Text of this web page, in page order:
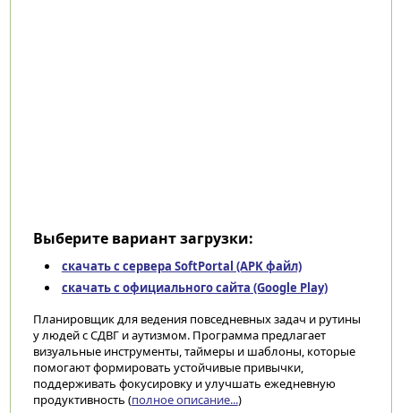
Выберите вариант загрузки:
скачать с сервера SoftPortal (APK файл)
скачать с официального сайта (Google Play)
Планировщик для ведения повседневных задач и рутины
у людей с СДВГ и аутизмом. Программа предлагает
визуальные инструменты, таймеры и шаблоны, которые
помогают формировать устойчивые привычки,
поддерживать фокусировку и улучшать ежедневную
продуктивность (полное описание...)